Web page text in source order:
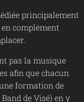
principalement
complément
pas la musique
afin que chacun
formation de
de Visé) en y